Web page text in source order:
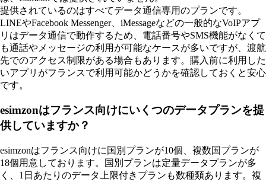
提供されているのはすべてデータ通信専用のプランです。
LINEやFacebook Messenger、iMessageなどの一般的なVoIPアプ
リはデータ通信で動作するため、電話番号やSMS機能がなくて
も通話やメッセージの利用が可能なケースが多いですが、渡航
先でのアクセス制限がある場合もあります。購入前に利用した
いアプリがフランスで利用可能かどうかを確認しておくと安心
です。
esimzonはフランス向けにいくつのデータプランを提
供していますか？
esimzonはフランス向けに国別プランが10個、複数国プランが
18個用意しております。国別プランは定量データプランが多
く、1日あたりのデータ上限付きプランも数種類あります。複